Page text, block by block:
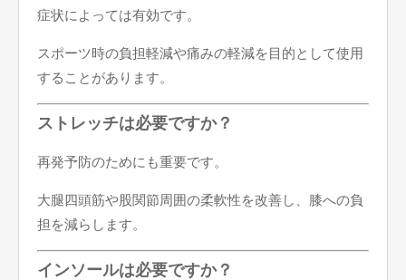
症状によっては有効です。
スポーツ時の負担軽減や痛みの軽減を目的として使用
することがあります。
ストレッチは必要ですか？
再発予防のためにも重要です。
大腿四頭筋や股関節周囲の柔軟性を改善し、膝への負
担を減らします。
インソールは必要ですか？